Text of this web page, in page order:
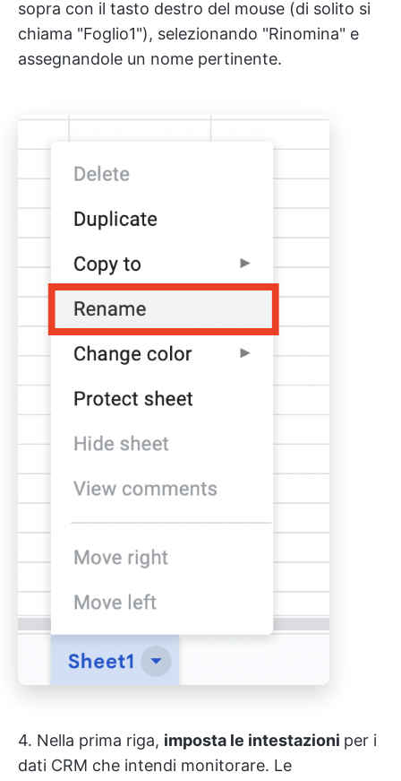
sopra con il tasto destro del mouse (di solito si
chiama "Foglio1"), selezionando "Rinomina" e
assegnandole un nome pertinente.
4. Nella prima riga, imposta le intestazioni per i
dati CRM che intendi monitorare. Le